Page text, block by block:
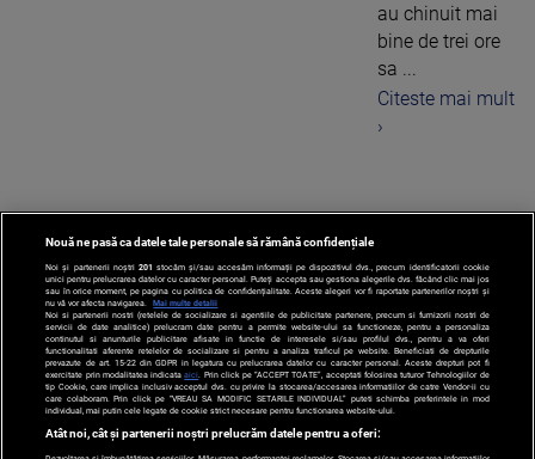
au chinuit mai
bine de trei ore
sa ...
Citeste mai mult
›
1
Nouă ne pasă ca datele tale personale să rămână confidențiale
Noi și partenerii noștri 201 stocăm și/sau accesăm informații pe dispozitivul dvs., precum identificatorii cookie
unici pentru prelucrarea datelor cu caracter personal. Puteți accepta sau gestiona alegerile dvs. făcând clic mai jos
sau în orice moment, pe pagina cu politica de confidențialitate. Aceste alegeri vor fi raportate partenerilor noștri și
nu vă vor afecta navigarea.
Mai multe detalii
Noi si partenerii nostri (retelele de socializare si agentiile de publicitate partenere, precum si furnizorii nostri de
servicii de date analitice) prelucram date pentru a permite website-ului sa functioneze, pentru a personaliza
continutul si anunturile publicitare afisate in functie de interesele si/sau profilul dvs., pentru a va oferi
functionalitati aferente retelelor de socializare si pentru a analiza traficul pe website. Beneficiati de drepturile
prevazute de art. 15-22 din GDPR in legatura cu prelucrarea datelor cu caracter personal. Aceste drepturi pot fi
exercitate prin modalitatea indicataaici . Prin click pe “ACCEPT TOATE”, acceptati folosirea tuturor Tehnologiilor de
tip Cookie, care implica inclusiv acceptul dvs. cu privire la stocarea/accesarea informatiilor de catre Vendor-ii cu
care colaboram. Prin click pe “VREAU SA MODIFIC SETARILE INDIVIDUAL” puteti schimba preferintele in mod
individual, mai putin cele legate de cookie strict necesare pentru functionarea website-ului.
Atât noi, cât și partenerii noștri prelucrăm datele pentru a oferi: